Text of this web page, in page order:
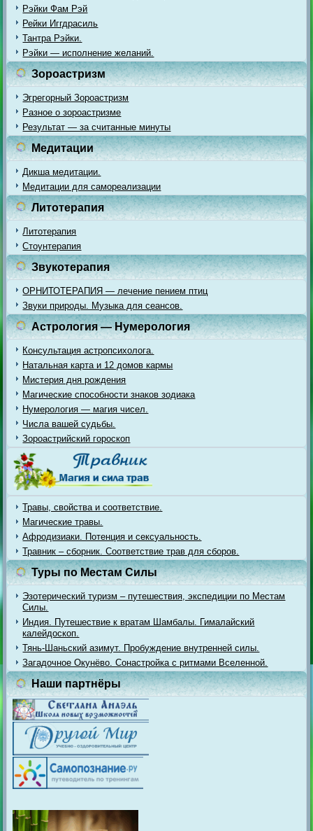
Рэйки Фам Рэй
Рейки Иггдрасиль
Тантра Рэйки.
Рэйки — исполнение желаний.
Зороастризм
Эгрегорный Зороастризм
Разное о зороастризме
Результат — за считанные минуты
Медитации
Дикша медитации.
Медитации для самореализации
Литотерапия
Литотерапия
Стоунтерапия
Звукотерапия
ОРНИТОТЕРАПИЯ — лечение пением птиц
Звуки природы. Музыка для сеансов.
Астрология — Нумерология
Консультация астропсихолога.
Натальная карта и 12 домов кармы
Мистерия дня рождения
Магические способности знаков зодиака
Нумерология — магия чисел.
Числа вашей судьбы.
Зороастрийский гороскоп
Травы, свойства и соответствие.
Магические травы.
Афродизиаки. Потенция и сексуальность.
Травник – сборник. Соответствие трав для сборов.
Туры по Местам Силы
Эзотерический туризм – путешествия, экспедиции по Местам
Силы.
Индия. Путешествие к вратам Шамбалы. Гималайский
калейдоскоп.
Тянь-Шаньский азимут. Пробуждение внутренней силы.
Загадочное Окунёво. Сонастройка с ритмами Вселенной.
Наши партнёры